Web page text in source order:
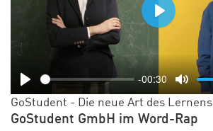
Play
-00:30
Mute
Play
GoStudent - Die neue Art des Lernens
GoStudent GmbH im Word-Rap